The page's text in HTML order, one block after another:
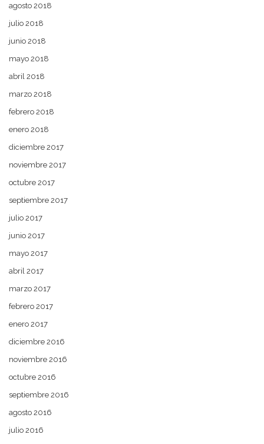
agosto 2018
julio 2018
junio 2018
mayo 2018
abril 2018
marzo 2018
febrero 2018
enero 2018
diciembre 2017
noviembre 2017
octubre 2017
septiembre 2017
julio 2017
junio 2017
mayo 2017
abril 2017
marzo 2017
febrero 2017
enero 2017
diciembre 2016
noviembre 2016
octubre 2016
septiembre 2016
agosto 2016
julio 2016